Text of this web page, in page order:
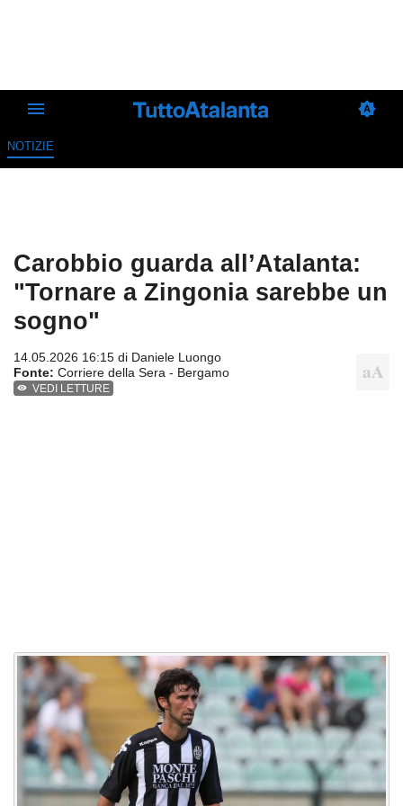
NOTIZIE
Carobbio guarda all’Atalanta:
"Tornare a Zingonia sarebbe un
sogno"
14.05.2026 16:15 di Daniele Luongo
Fonte: Corriere della Sera - Bergamo
VEDI LETTURE